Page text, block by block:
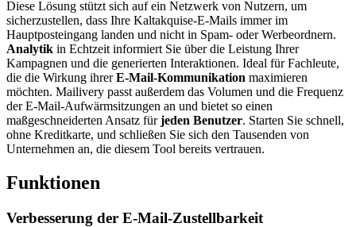
Diese Lösung stützt sich auf ein Netzwerk von Nutzern, um
sicherzustellen, dass Ihre Kaltakquise-E-Mails immer im
Hauptposteingang landen und nicht in Spam- oder Werbeordnern.
Analytik in Echtzeit informiert Sie über die Leistung Ihrer
Kampagnen und die generierten Interaktionen. Ideal für Fachleute,
die die Wirkung ihrerE-Mail-Kommunikation maximieren
möchten. Mailivery passt außerdem das Volumen und die Frequenz
der E-Mail-Aufwärmsitzungen an und bietet so einen
maßgeschneiderten Ansatz fürjeden Benutzer. Starten Sie schnell,
ohne Kreditkarte, und schließen Sie sich den Tausenden von
Unternehmen an, die diesem Tool bereits vertrauen.
Funktionen
Verbesserung der E-Mail-Zustellbarkeit